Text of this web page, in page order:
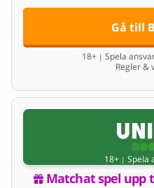
Gå till
18+ | Spela
Regler &
18+ | Spela
Matchat spel upp